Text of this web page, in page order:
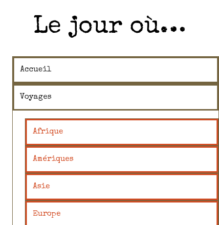
Le jour où…
Accueil
Voyages
Afrique
Amériques
Asie
Europe